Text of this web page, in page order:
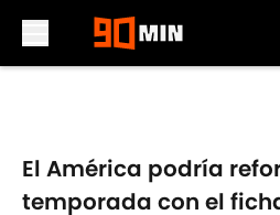
El América podría
temporada con el